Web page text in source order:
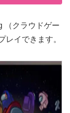
（クラウドゲー
レイできます。